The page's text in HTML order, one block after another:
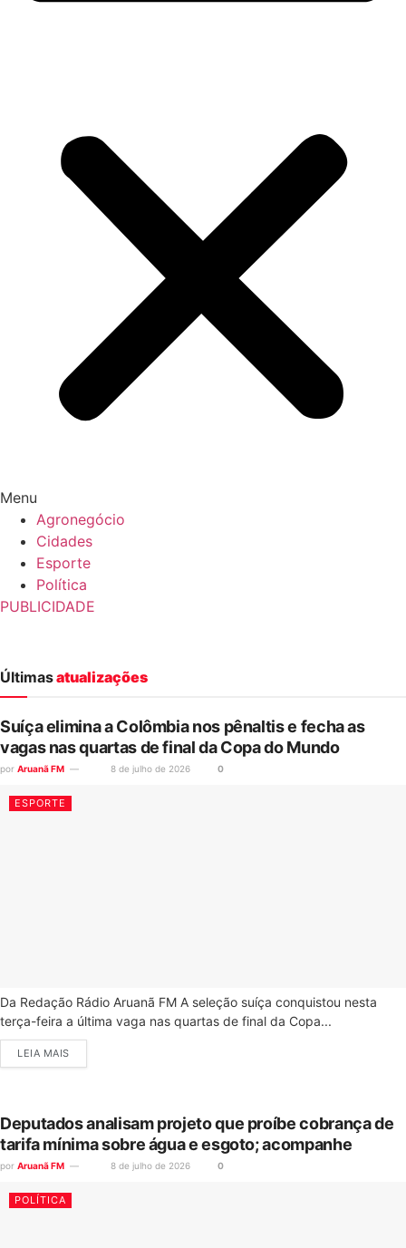
Menu
Agronegócio
Cidades
Esporte
Política
PUBLICIDADE
Últimasatualizações
Suíça elimina a Colômbia nos pênaltis e fecha as
vagas nas quartas de final da Copa do Mundo
por Aruanã FM 8 de julho de 2026 0
ESPORTE
Da Redação Rádio Aruanã FM A seleção suíça conquistou nesta
terça-feira a última vaga nas quartas de final da Copa...
LEIA MAIS
Deputados analisam projeto que proíbe cobrança de
tarifa mínima sobre água e esgoto; acompanhe
por Aruanã FM 8 de julho de 2026 0
POLÍTICA